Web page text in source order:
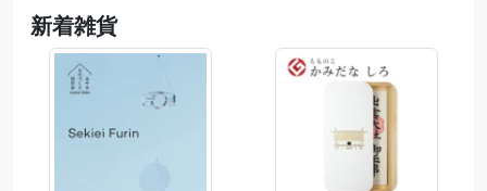
新着雑貨